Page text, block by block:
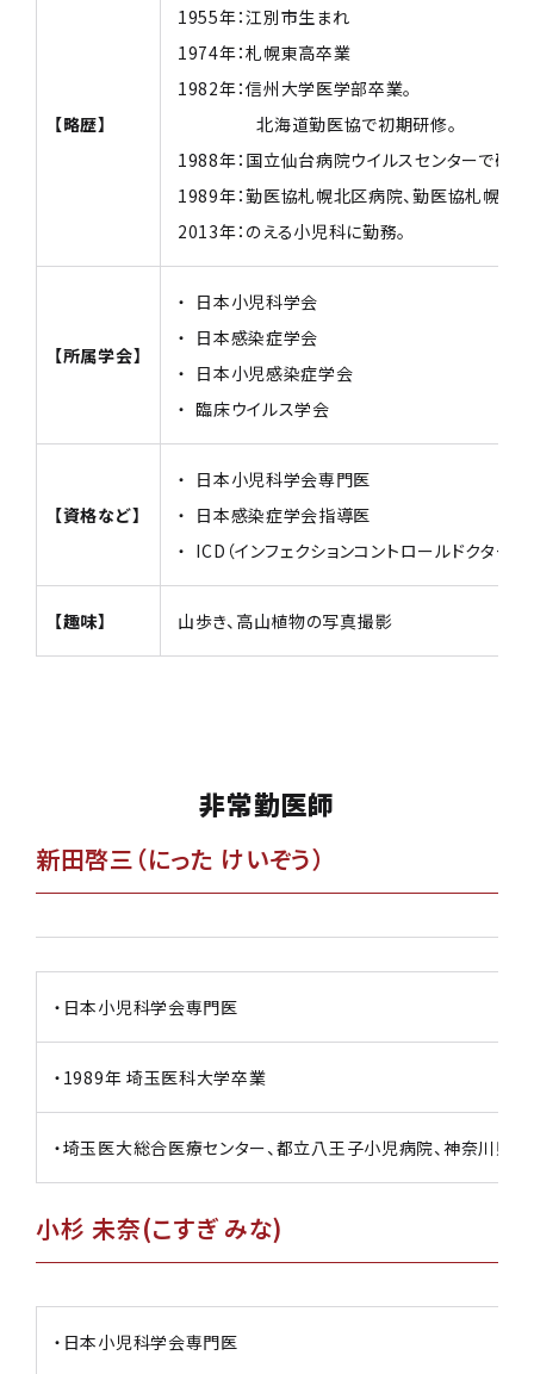
【略歴】
1955年：江別市生まれ
1974年：札幌東高卒業
1982年：信州大学医学部卒業。
北海道勤医協で初期研修。
1988年：国立仙台病院ウイルスセンターで研修
1989年：勤医協札幌北区病院、勤医協札幌病
2013年：のえる小児科に勤務。
【所属学会】
・ 日本小児科学会
・ 日本感染症学会
・ 日本小児感染症学会
・ 臨床ウイルス学会
【資格など】
・ 日本小児科学会専門医
・ 日本感染症学会指導医
・ ICD（インフェクションコントロールドクター）
【趣味】 山歩き、高山植物の写真撮影
非常勤医師
新田啓三（にった けいぞう）
・日本小児科学会専門医
・1989年 埼玉医科大学卒業
・埼玉医大総合医療センター、都立八王子小児病院、神奈川
小杉 未奈(こすぎ みな)
・日本小児科学会専門医